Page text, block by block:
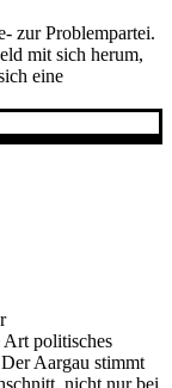
zur Problempartei.
mit sich herum,
eine
Art politisches
Aargau stimmt
nicht nur bei